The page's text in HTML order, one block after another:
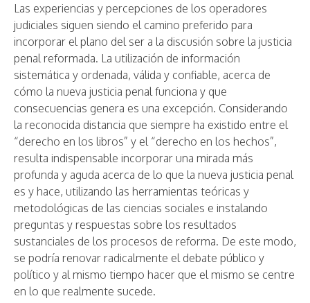
Las experiencias y percepciones de los operadores
judiciales siguen siendo el camino preferido para
incorporar el plano del ser a la discusión sobre la justicia
penal reformada. La utilización de información
sistemática y ordenada, válida y confiable, acerca de
cómo la nueva justicia penal funciona y que
consecuencias genera es una excepción. Considerando
la reconocida distancia que siempre ha existido entre el
“derecho en los libros” y el “derecho en los hechos”,
resulta indispensable incorporar una mirada más
profunda y aguda acerca de lo que la nueva justicia penal
es y hace, utilizando las herramientas teóricas y
metodológicas de las ciencias sociales e instalando
preguntas y respuestas sobre los resultados
sustanciales de los procesos de reforma. De este modo,
se podría renovar radicalmente el debate público y
político y al mismo tiempo hacer que el mismo se centre
en lo que realmente sucede.